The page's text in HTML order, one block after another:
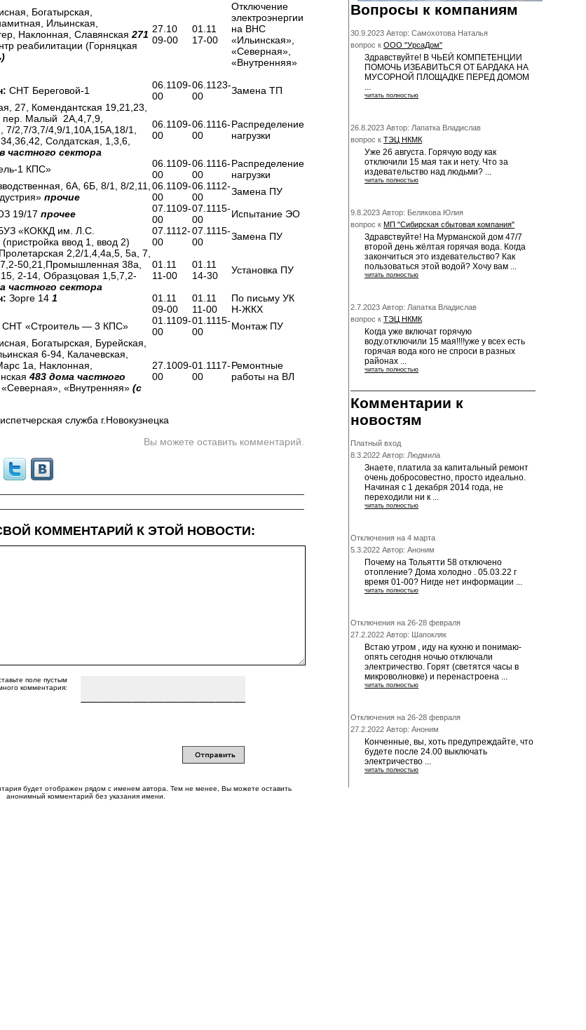
Богатырская,
Ильинская,
Наклонная, Славянская 271
реабилитации (Горняцкая
27.10
09-00
01.11
17-00
Отключение
электроэнергии
на ВНС
«Ильинская»,
«Северная»,
«Внутренняя»
СНТ Береговой-1
06.1109-
00
06.1123-
00
Замена ТП
27, Комендантская 19,21,23,
пер. Малый 2А,4,7,9,
2,7/3,7/4,9/1,10А,15А,18/1,
Солдатская, 1,3,6,
частного сектора
06.1109-
00
06.1116-
00
Распределение
нагрузки
1 КПС»
06.1109-
00
06.1116-
00
Распределение
нагрузки
6А, 6Б, 8/1, 8/2,11,
прочие
06.1109-
00
06.1112-
00
Замена ПУ
19/17 прочее
07.1109-
00
07.1115-
00
Испытание ЭО
«КОККД им. Л.С.
ввод 1, ввод 2)
07.1112-
00
07.1115-
00
Замена ПУ
2,2/1,4,4а,5, 5а, 7,
50,21,Промышленная 38а,
2-14, Образцовая 1,5,7,2-
частного сектора
01.11
11-00
01.11
14-30
Установка ПУ
Зорге 14 1
01.11
09-00
01.11
11-00
По письму УК
Н-ЖКХ
— 3 КПС»
01.1109-
00
01.1115-
00
Монтаж ПУ
Богатырская, Бурейская,
6-94, Калачевская,
1а, Наклонная,
483 дома частного
«Внутренняя» (с
27.1009-
00
01.1117-
00
Ремонтные
работы на ВЛ
служба г.Новокузнецка
Вы можете оставить комментарий.
КОММЕНТАРИЙ К ЭТОЙ НОВОСТИ:
поле пустым
комментария:
будет отображен рядом с именем автора. Тем не менее, Вы можете оставить
анонимный комментарий без указания имени.
Вопросы к компаниям
30.9.2023 Автор: Самохотова Наталья
вопрос к ООО "УрсаДом"
Здравствуйте! В ЧЬЕЙ КОМПЕТЕНЦИИ
ПОМОЧЬ ИЗБАВИТЬСЯ ОТ БАРДАКА НА
МУСОРНОЙ ПЛОЩАДКЕ ПЕРЕД ДОМОМ
...
читать полностью
26.8.2023 Автор: Лапатка Владислав
вопрос к ТЭЦ НКМК
Уже 26 августа. Горячую воду как
отключили 15 мая так и нету. Что за
издевательство над людьми? ...
читать полностью
9.8.2023 Автор: Белякова Юлия
вопрос к МП "Сибирская сбытовая компания"
Здравствуйте! На Мурманской дом 47/7
второй день жёлтая горячая вода. Когда
закончиться это издевательство? Как
пользоваться этой водой? Хочу вам ...
читать полностью
2.7.2023 Автор: Лапатка Владислав
вопрос к ТЭЦ НКМК
Когда уже включат горячую
воду.отключили 15 мая!!!!уже у всех есть
горячая вода кого не спроси в разных
районах ...
читать полностью
Комментарии к
новостям
Платный вход
8.3.2022 Автор: Людмила
Знаете, платила за капитальный ремонт
очень добросовестно, просто идеально.
Начиная с 1 декабря 2014 года, не
переходили ни к ...
читать полностью
Отключения на 4 марта
5.3.2022 Автор: Аноним
Почему на Тольятти 58 отключено
отопление? Дома холодно . 05.03.22 г
время 01-00? Нигде нет информации ...
читать полностью
Отключения на 26-28 февраля
27.2.2022 Автор: Шапокляк
Встаю утром , иду на кухню и понимаю-
опять сегодня ночью отключали
электричество. Горят (светятся часы в
микроволновке) и перенастроена ...
читать полностью
Отключения на 26-28 февраля
27.2.2022 Автор: Аноним
Конченные, вы, хоть предупреждайте, что
будете после 24.00 выключать
электричество ...
читать полностью